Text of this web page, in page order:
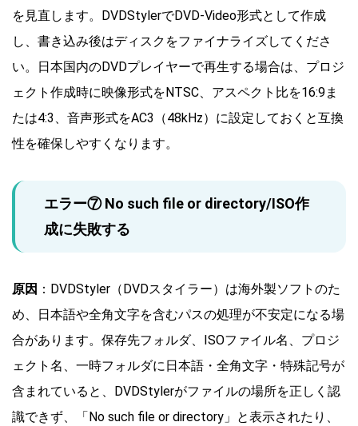
を見直します。DVDStylerでDVD-Video形式として作成
し、書き込み後はディスクをファイナライズしてくださ
い。日本国内のDVDプレイヤーで再生する場合は、プロジ
ェクト作成時に映像形式をNTSC、アスペクト比を16:9ま
たは4:3、音声形式をAC3（48kHz）に設定しておくと互換
性を確保しやすくなります。
エラー⑦ No such file or directory/ISO作
成に失敗する
原因 ：DVDStyler（DVDスタイラー）は海外製ソフトのた
め、日本語や全角文字を含むパスの処理が不安定になる場
合があります。保存先フォルダ、ISOファイル名、プロジ
ェクト名、一時フォルダに日本語・全角文字・特殊記号が
含まれていると、DVDStylerがファイルの場所を正しく認
識できず、「No such file or directory」と表示されたり、